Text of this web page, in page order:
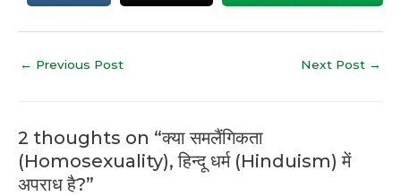
← Previous Post Next Post →
2 thoughts on “क्या समलैंगिकता
(Homosexuality), हिन्दू धर्म (Hinduism) में
अपराध है?”